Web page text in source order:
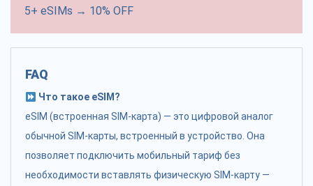
5+ eSIMs → 10% OFF
FAQ
Что такое eSIM?
eSIM (встроенная SIM-карта) — это цифровой аналог
обычной SIM-карты, встроенный в устройство. Она
позволяет подключить мобильный тариф без
необходимости вставлять физическую SIM-карту —